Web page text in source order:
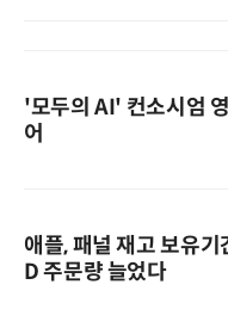
'모두의 AI' 컨소시엄
어
애플, 패널 재고 보유
D 주문량 늘었다